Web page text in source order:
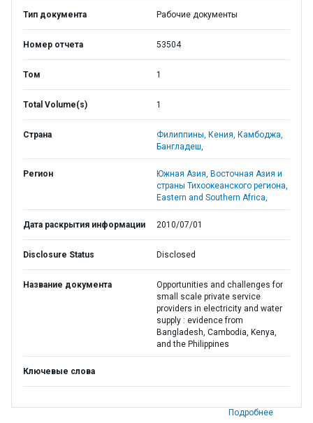
Тип документа Рабочие документы
Номер отчета 53504
Том 1
Total Volume(s) 1
Страна Филиппины, Кения, Камбоджа,
Бангладеш,
Регион Южная Азия, Восточная Азия и
страны Тихоокеанского региона,
Eastern and Southern Africa,
Дата раскрытия информации 2010/07/01
Disclosure Status Disclosed
Название документа
Opportunities and challenges for
small scale private service
providers in electricity and water
supply : evidence from
Bangladesh, Cambodia, Kenya,
and the Philippines
Ключевые слова
Подробнее